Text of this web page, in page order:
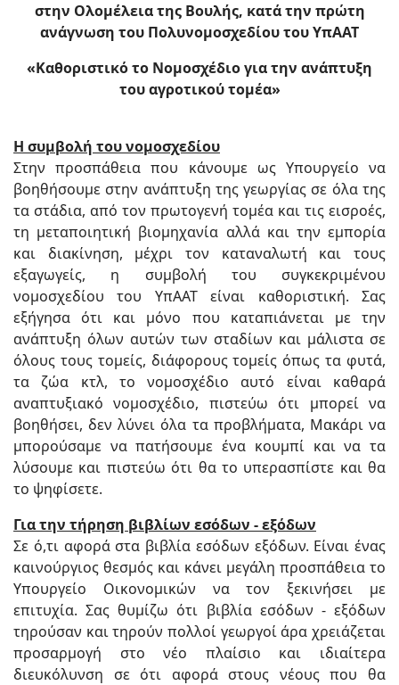
στην Ολομέλεια της Βουλής, κατά την πρώτη
ανάγνωση του Πολυνομοσχεδίου του ΥπΑΑΤ
«Καθοριστικό το Νομοσχέδιο για την ανάπτυξη
του αγροτικού τομέα»
Η συμβολή του νομοσχεδίου
Στην προσπάθεια που κάνουμε ως Υπουργείο να
βοηθήσουμε στην ανάπτυξη της γεωργίας σε όλα της
τα στάδια, από τον πρωτογενή τομέα και τις εισροές,
τη μεταποιητική βιομηχανία αλλά και την εμπορία
και διακίνηση, μέχρι τον καταναλωτή και τους
εξαγωγείς, η συμβολή του συγκεκριμένου
νομοσχεδίου του ΥπΑΑΤ είναι καθοριστική. Σας
εξήγησα ότι και μόνο που καταπιάνεται με την
ανάπτυξη όλων αυτών των σταδίων και μάλιστα σε
όλους τους τομείς, διάφορους τομείς όπως τα φυτά,
τα ζώα κτλ, το νομοσχέδιο αυτό είναι καθαρά
αναπτυξιακό νομοσχέδιο, πιστεύω ότι μπορεί να
βοηθήσει, δεν λύνει όλα τα προβλήματα, Μακάρι να
μπορούσαμε να πατήσουμε ένα κουμπί και να τα
λύσουμε και πιστεύω ότι θα το υπερασπίστε και θα
το ψηφίσετε.
Για την τήρηση βιβλίων εσόδων - εξόδων
Σε ό,τι αφορά στα βιβλία εσόδων εξόδων. Είναι ένας
καινούργιος θεσμός και κάνει μεγάλη προσπάθεια το
Υπουργείο Οικονομικών να τον ξεκινήσει με
επιτυχία. Σας θυμίζω ότι βιβλία εσόδων - εξόδων
τηρούσαν και τηρούν πολλοί γεωργοί άρα χρειάζεται
προσαρμογή στο νέο πλαίσιο και ιδιαίτερα
διευκόλυνση σε ότι αφορά στους νέους που θα